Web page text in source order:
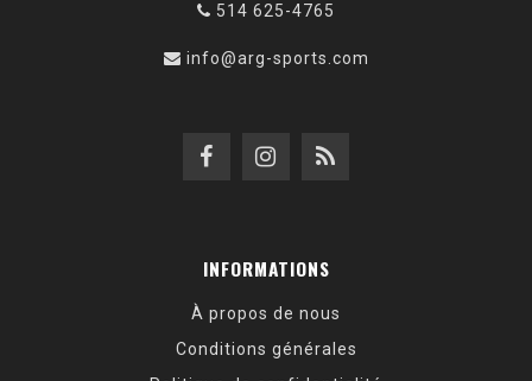
514 625-4765
info@arg-sports.com
INFORMATIONS
À propos de nous
Conditions générales